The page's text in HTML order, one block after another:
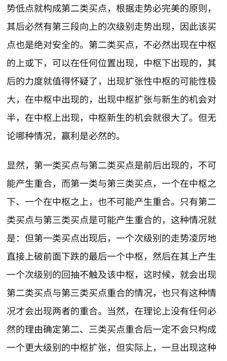
势低点就构成第二类买点，根据走势必完美的原则，
其后必然有第三段向上的次级别走势出现，因此该买
点也是绝对安全的。第二类买点，不必然出现在中枢
的上或下，可以在任何位置出现，中枢下出现的，其
后的力度就值得怀疑了，出现扩张性中枢的可能性极
大，在中枢中出现的，出现中枢扩张与新生的机会对
半，在中枢上出现，中枢新生的机会就很大了。但无
论哪种情况，赢利是必然的。
显然，第一类买点与第二类买点是前后出现的，不可
能产生重合，而第一类与第三类买点，一个在中枢之
下、一个在中枢之上，也不可能产生重合。只有第二
类买点与第三类买点是可能产生重合的，这种情况就
是：但第一类买点出现后，一个次级别的走势凌厉地
直接上破前面下跌的最后一个中枢，然后在其上产生
一个次级别的回抽不触及该中枢，这时候，就会出现
第二类买点与第三类买点重合的情况，也只有这种情
况才会出现两者的重合。当然，在理论上没有任何必
然的理由确定第二、三类买点重合后一定不会只构成
一个更大级别的中枢扩张，但实际上，一旦出现这种